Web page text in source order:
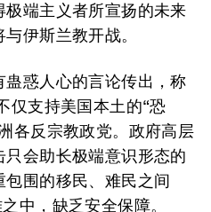
极端主义者所宣扬的未来
伊斯兰教开战。
惑人心的言论传出，称
仅支持美国本土的“恐
各反宗教政党。政府高层
只会助长极端意识形态的
围的移民、难民之间
中，缺乏安全保障。